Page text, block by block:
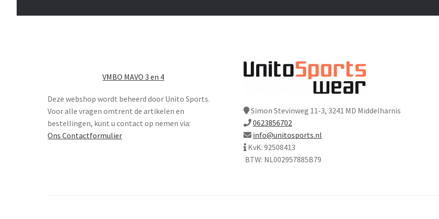
VMBO MAVO 3 en 4
Deze webshop wordt beheerd door Unito Sports.
Voor alle vragen omtrent de artikelen en
bestellingen, kunt u contact op nemen via:
Ons Contactformulier
Simon Stevinweg 11-3, 3241 MD Middelharnis
0623856702
info@unitosports.nl
KvK: 92508413
BTW: NL002957885B79